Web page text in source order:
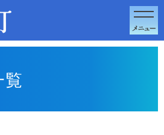
ジの本文へ移動
覧